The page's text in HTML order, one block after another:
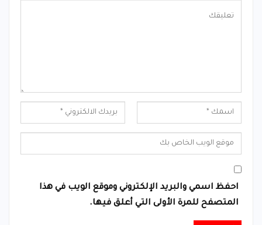
احفظ اسمي والبريد الإلكتروني وموقع الويب في هذا
المتصفح للمرة الأولى التي أعلق فيها.